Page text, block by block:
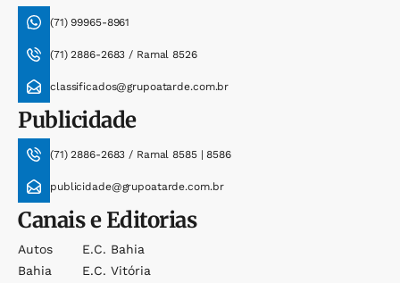
(71) 99965-8961
(71) 2886-2683 / Ramal 8526
classificados@grupoatarde.com.br
Publicidade
(71) 2886-2683 / Ramal 8585 | 8586
publicidade@grupoatarde.com.br
Canais e Editorias
Autos
Bahia
E.c. Bahia
E.c. Vitória